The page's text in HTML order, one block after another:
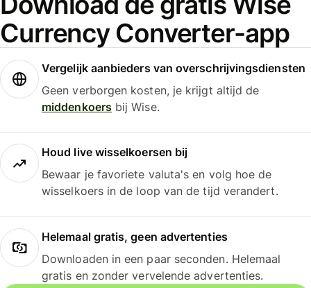
Currency Converter-app
Vergelijk aanbieders van overschrijvingsdiensten
Geen verborgen kosten, je krijgt altijd de
middenkoersbij Wise.
Houd live wisselkoersen bij
Bewaar je favoriete valuta's en volg hoe de
wisselkoers in de loop van de tijd verandert.
Helemaal gratis, geen advertenties
Downloaden in een paar seconden. Helemaal
gratis en zonder vervelende advertenties.